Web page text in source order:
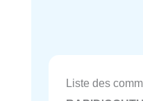
Liste des